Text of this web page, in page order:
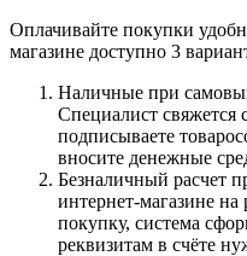
Оплачивайте покупки
магазине доступно 3
Наличные при
Специалист свяжется
подписываете
вносите денежные
Безналичный расчет
интернет-магазине
покупку, система
реквизитам в счёте